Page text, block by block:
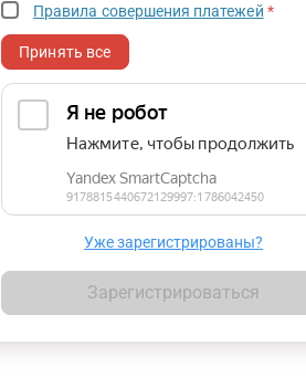
Правила совершения платежей *
Принять все
Уже зарегистрированы?
Зарегистрироваться